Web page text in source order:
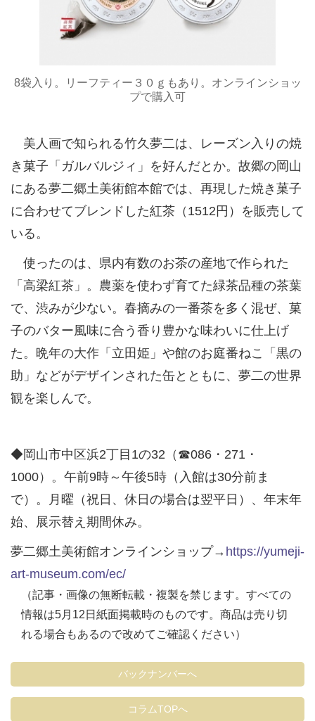
8袋入り。リーフティー３０ｇもあり。オンラインショッ
プで購入可
美人画で知られる竹久夢二は、レーズン入りの焼
き菓子「ガルバルジィ」を好んだとか。故郷の岡山
にある夢二郷土美術館本館では、再現した焼き菓子
に合わせてブレンドした紅茶（1512円）を販売して
いる。
使ったのは、県内有数のお茶の産地で作られた
「高梁紅茶」。農薬を使わず育てた緑茶品種の茶葉
で、渋みが少ない。春摘みの一番茶を多く混ぜ、菓
子のバター風味に合う香り豊かな味わいに仕上げ
た。晩年の大作「立田姫」や館のお庭番ねこ「黒の
助」などがデザインされた缶とともに、夢二の世界
観を楽しんで。
◆岡山市中区浜2丁目1の32（☎086・271・
1000）。午前9時～午後5時（入館は30分前ま
で）。月曜（祝日、休日の場合は翌平日）、年末年
始、展示替え期間休み。
夢二郷土美術館オンラインショップ→ https://yumeji-
art-museum.com/ec/
（記事・画像の無断転載・複製を禁じます。すべての
情報は5月12日紙面掲載時のものです。商品は売り切
れる場合もあるので改めてご確認ください）
バックナンバーへ
コラムTOPへ